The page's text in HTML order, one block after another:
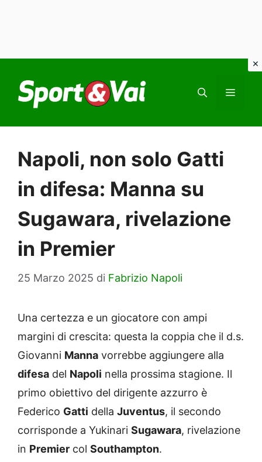
contenuto
Napoli, non solo Gatti
in difesa: Manna su
Sugawara, rivelazione
in Premier
25 Marzo 2025 di Fabrizio Napoli
Una certezza e un giocatore con ampi
margini di crescita: questa la coppia che il d.s.
Giovanni Manna vorrebbe aggiungere alla
difesa del Napoli nella prossima stagione. Il
primo obiettivo del dirigente azzurro è
Federico Gatti della Juventus, il secondo
corrisponde a Yukinari Sugawara, rivelazione
in Premier col Southampton.